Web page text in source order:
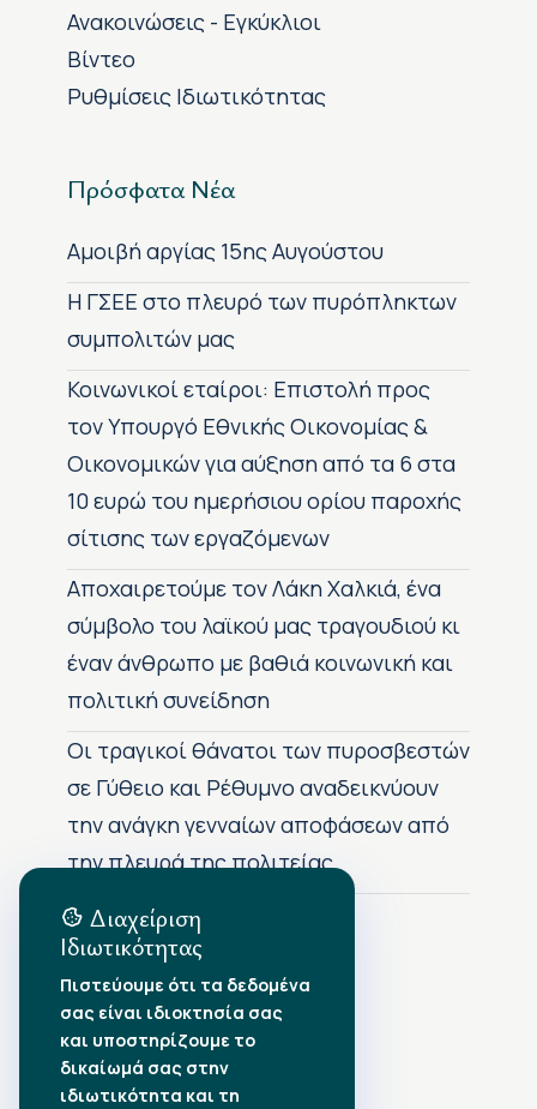
Ανακοινώσεις - Εγκύκλιοι
Βίντεο
Ρυθμίσεις Ιδιωτικότητας
Πρόσφατα Νέα
Αμοιβή αργίας 15ης Αυγούστου
H ΓΣΕΕ στο πλευρό των πυρόπληκτων
συμπολιτών μας
Κοινωνικοί εταίροι: Επιστολή προς
τον Υπουργό Εθνικής Οικονομίας &
Οικονομικών για αύξηση από τα 6 στα
10 ευρώ του ημερήσιου ορίου παροχής
σίτισης των εργαζόμενων
Αποχαιρετούμε τον Λάκη Χαλκιά, ένα
σύμβολο του λαϊκού μας τραγουδιού κι
έναν άνθρωπο με βαθιά κοινωνική και
πολιτική συνείδηση
Οι τραγικοί θάνατοι των πυροσβεστών
σε Γύθειο και Ρέθυμνο αναδεικνύουν
την ανάγκη γενναίων αποφάσεων από
την πλευρά της πολιτείας
Αρχείο Δημοσιεύσεων
•Αύγουστος 2026
•Ιούλιος 2026
•Ιούνιος 2026
•Μάιος 2026
Διαχείριση
Ιδιωτικότητας
Πιστεύουμε ότι τα δεδομένα
σας είναι ιδιοκτησία σας
και υποστηρίζουμε το
δικαίωμά σας στην
ιδιωτικότητα και τη